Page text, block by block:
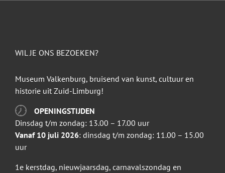
WIL JE ONS BEZOEKEN?
Museum Valkenburg, bruisend van kunst, cultuur en
historie uit Zuid-Limburg!
OPENINGSTIJDEN
Dinsdag t/m zondag: 13.00 – 17.00 uur
Vanaf 10 juli 2026: dinsdag t/m zondag: 11.00 – 15.00
uur
1e kerstdag, nieuwjaarsdag, carnavalszondag en